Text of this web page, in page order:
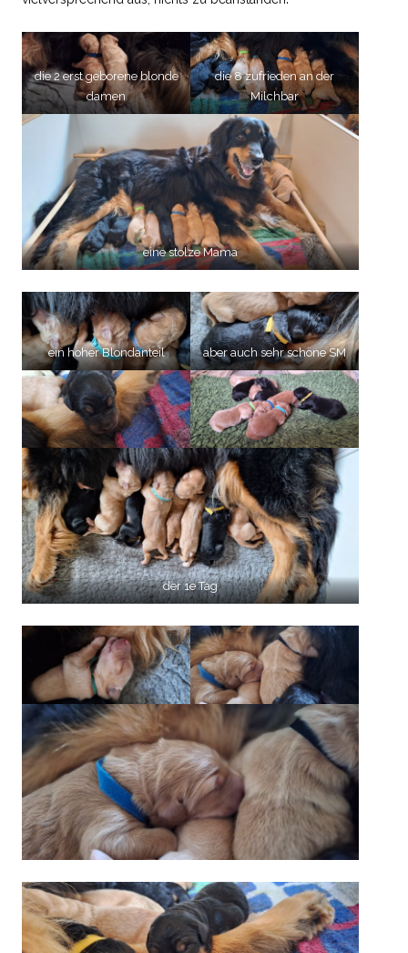
die 2 erst geborene blonde
damen
die 8 zufrieden an der
Milchbar
eine stolze Mama
ein hoher Blondanteil aber auch sehr schöne SM
der 1e Tag